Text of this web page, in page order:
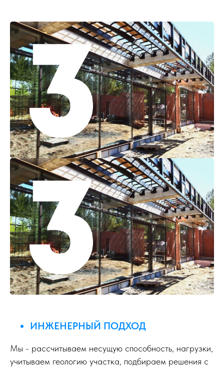
ИНЖЕНЕРНЫЙ ПОДХОД
Мы - рассчитываем несущую способность, нагрузки,
учитываем геологию участка, подбираем решения с